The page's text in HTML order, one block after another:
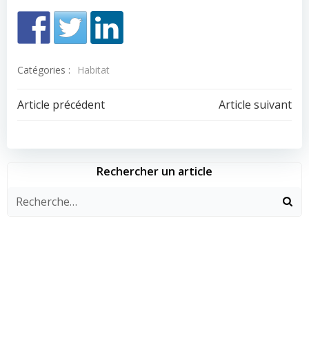
Catégories : Habitat
Navigation
de
l’article
Article précédent
Navigation
de
l’article
Article suivant
Rechercher un article